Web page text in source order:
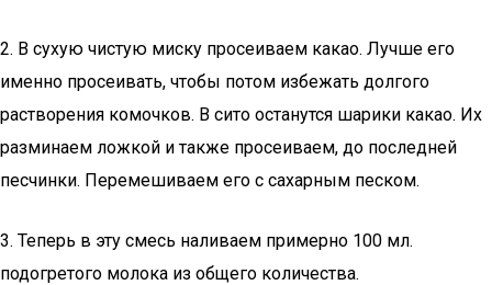
2. В сухую чистую миску просеиваем какао. Лучше его
именно просеивать, чтобы потом избежать долгого
растворения комочков. В сито останутся шарики какао. Их
разминаем ложкой и также просеиваем, до последней
песчинки. Перемешиваем его с сахарным песком.
3. Теперь в эту смесь наливаем примерно 100 мл.
подогретого молока из общего количества.